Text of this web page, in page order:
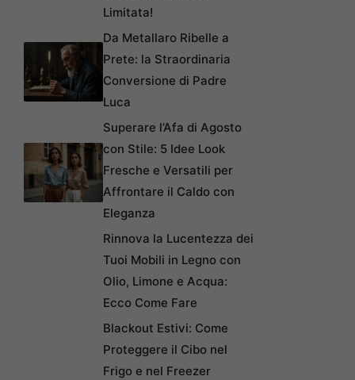
Limitata!
Da Metallaro Ribelle a
Prete: la Straordinaria
Conversione di Padre
Luca
Superare l’Afa di Agosto
con Stile: 5 Idee Look
Fresche e Versatili per
Affrontare il Caldo con
Eleganza
Rinnova la Lucentezza dei
Tuoi Mobili in Legno con
Olio, Limone e Acqua:
Ecco Come Fare
Blackout Estivi: Come
Proteggere il Cibo nel
Frigo e nel Freezer